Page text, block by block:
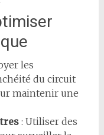
les
du circuit
maintenir une
: Utiliser des